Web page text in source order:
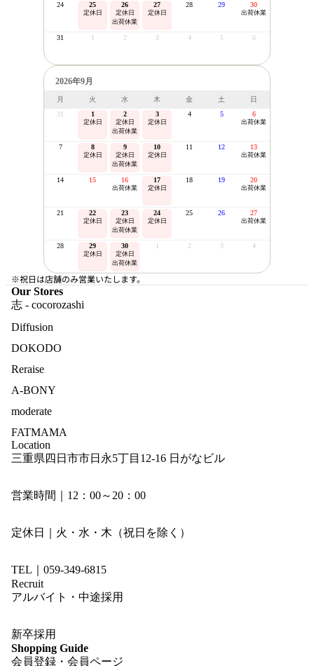
24 25
定休日
26
定休日
出荷休業
27
定休日
28 29 30
出荷休業
31 1 2 3 4 5 6
2026年9月
月 火 水 木 金 土
日
31
1
定休日
2
定休日
出荷休業
3
定休日
4 5 6
出荷休業
7 8
定休日
9
定休日
出荷休業
10
定休日
11 12 13
出荷休業
14 15 16
出荷休業
17
定休日
18 19 20
出荷休業
21 22
定休日
23
定休日
出荷休業
24
定休日
25 26 27
出荷休業
28 29
定休日
30
定休日
出荷休業
1 2 3 4
※祝日は店舗のみ営業いたします。
Our Stores
志 - cocorozashi
Diffusion
DOKODO
Reraise
A-BONY
moderate
FATMAMA
Location
三重県四日市市日永5丁目12-16 日がなビル
営業時間｜12：00～20：00
定休日｜火・水・木（祝日を除く）
TEL｜059-349-6815
Recruit
アルバイト・中途採用
新卒採用
Shopping Guide
会員登録・会員ページ